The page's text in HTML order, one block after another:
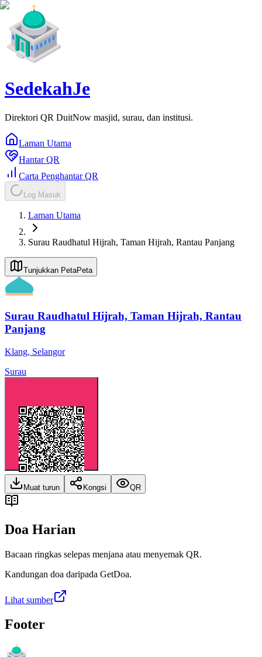
SedekahJe
Direktori QR DuitNow masjid, surau, dan institusi.
Laman Utama
Hantar QR
Carta Penghantar QR
Log Masuk
Laman Utama
Surau Raudhatul Hijrah, Taman Hijrah, Rantau Panjang
Tunjukkan PetaPeta
Surau Raudhatul Hijrah, Taman Hijrah, Rantau
Panjang
Klang, Selangor
Surau
Muat turun Kongsi QR
Doa Harian
Bacaan ringkas selepas menjana atau menyemak QR.
Kandungan doa daripada GetDoa.
Lihat sumber
Footer